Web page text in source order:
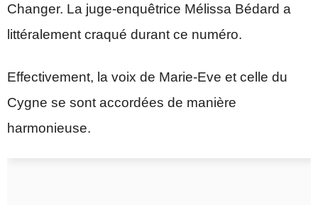
Changer. La juge-enquêtrice Mélissa Bédard a
littéralement craqué durant ce numéro.
Effectivement, la voix de Marie-Eve et celle du
Cygne se sont accordées de manière
harmonieuse.